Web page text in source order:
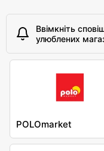
Ввімкніть
улюблених
POLOmarket